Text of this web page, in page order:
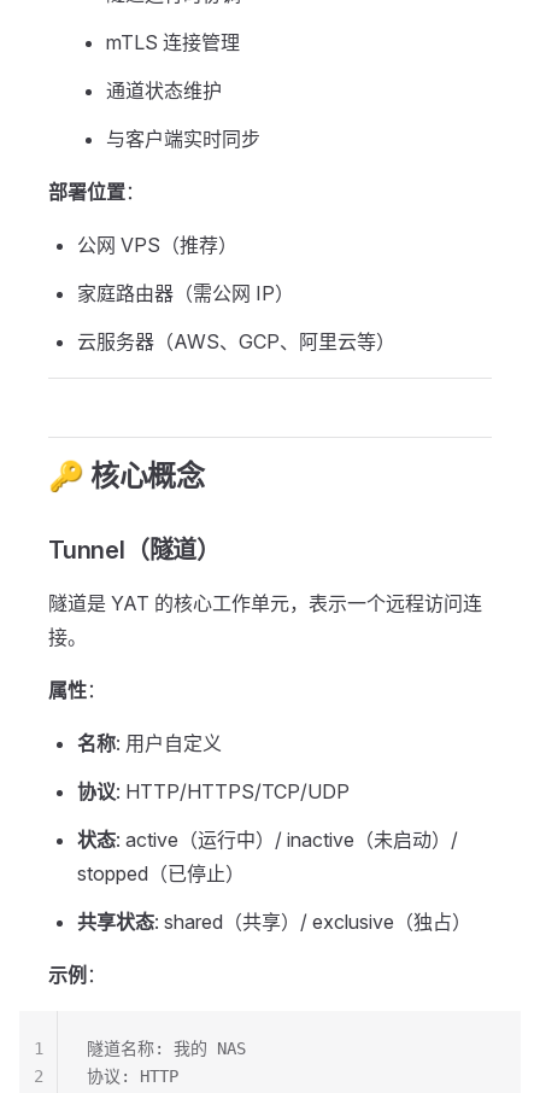
mTLS 连接管理
通道状态维护
与客户端实时同步
部署位置：
公网 VPS（推荐）
家庭路由器（需公网 IP）
云服务器（AWS、GCP、阿里云等）
🔑 核心概念
Tunnel（隧道）
隧道是 YAT 的核心工作单元，表示一个远程访问连
接。
属性：
名称: 用户自定义
协议: HTTP/HTTPS/TCP/UDP
状态: active（运行中）/ inactive（未启动）/
stopped（已停止）
共享状态: shared（共享）/ exclusive（独占）
示例 ：
隧道名称: 我的 NAS
协议: HTTP
1
2